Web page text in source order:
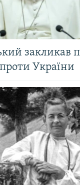
закликав
проти України